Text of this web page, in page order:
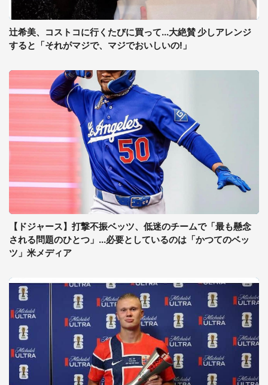
辻希美、コストコに行くたびに買って...大絶賛 少しアレンジ
すると「それがマジで、マジでおいしいの!」
【ドジャース】打撃不振ベッツ、低迷のチームで「最も懸念
される問題のひとつ」...必要としているのは「かつてのベッ
ツ」米メディア